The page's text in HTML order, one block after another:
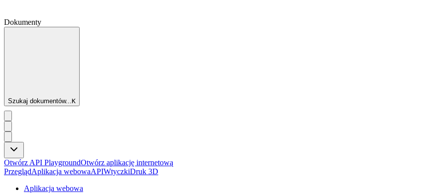
Dokumenty
Szukaj dokumentów...K
Otwórz API PlaygroundOtwórz aplikację internetową
PrzeglądAplikacja webowaAPIWtyczkiDruk 3D
Aplikacja webowa